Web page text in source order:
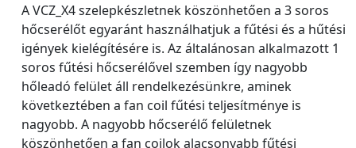
A VCZ_X4 szelepkészletnek köszönhetően a 3 soros
hőcserélőt egyaránt használhatjuk a fűtési és a hűtési
igények kielégítésére is. Az általánosan alkalmazott 1
soros fűtési hőcserélővel szemben így nagyobb
hőleadó felület áll rendelkezésünkre, aminek
következtében a fan coil fűtési teljesítménye is
nagyobb. A nagyobb hőcserélő felületnek
köszönhetően a fan coilok alacsonyabb fűtési